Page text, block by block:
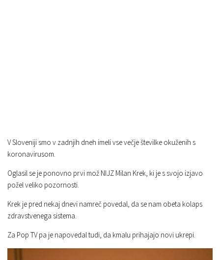
V Sloveniji smo v zadnjih dneh imeli vse večje številke okuženih s
koronavirusom.
Oglasil se je ponovno prvi mož NIJZ Milan Krek, ki je s svojo izjavo
požel veliko pozornosti.
Krek je pred nekaj dnevi namreč povedal, da se nam obeta kolaps
zdravstvenega sistema.
Za Pop TV pa je napovedal tudi, da kmalu prihajajo novi ukrepi.